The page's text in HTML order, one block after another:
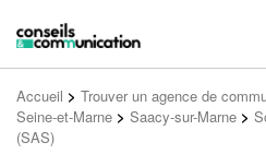
Accueil > Trouver un agence de
Seine-et-Marne > Saacy-sur-Marne >
(SAS)